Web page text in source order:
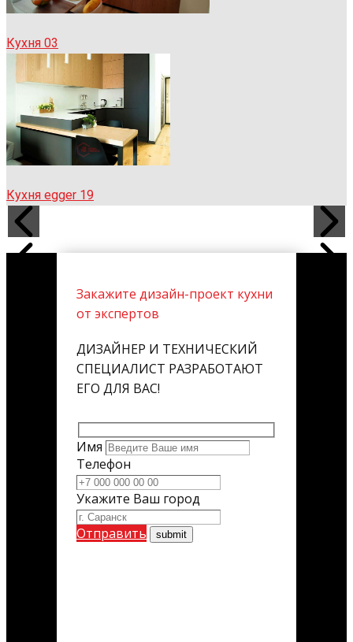
Кухня 03
Кухня egger 19
Закажите дизайн-проект кухни
от экспертов
ДИЗАЙНЕР И ТЕХНИЧЕСКИЙ
СПЕЦИАЛИСТ РАЗРАБОТАЮТ
ЕГО ДЛЯ ВАС!
Имя
Телефон
Укажите Ваш город
Отправить